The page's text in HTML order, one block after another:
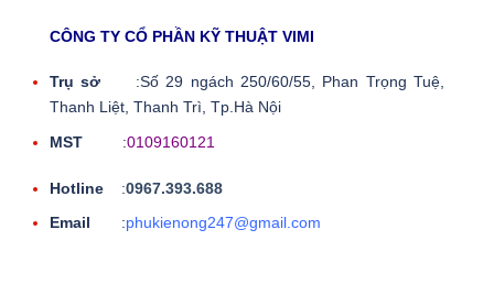
CÔNG TY CỔ PHẦN KỸ THUẬT VIMI
Trụ sở :Số 29 ngách 250/60/55, Phan Trọng Tuệ,
Thanh Liệt, Thanh Trì, Tp.Hà Nội
MST :0109160121
Hotline :0967.393.688
Email :phukienong247@gmail.com